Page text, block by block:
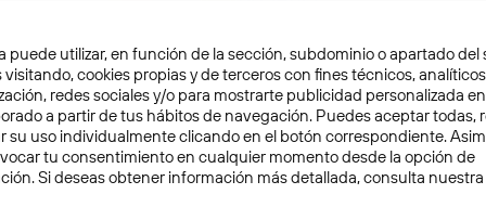
4 min
puede utilizar, en función de la sección, subdominio o apartado del
visitando, cookies propias y de terceros con fines técnicos,
redes sociales y/o para mostrarte publicidad personalizada
a partir de tus hábitos de navegación. Puedes aceptar todas,
su uso individualmente clicando en el botón correspondiente.
tu consentimiento en cualquier momento desde la opción de
Si deseas obtener información más detallada, consulta nuestra